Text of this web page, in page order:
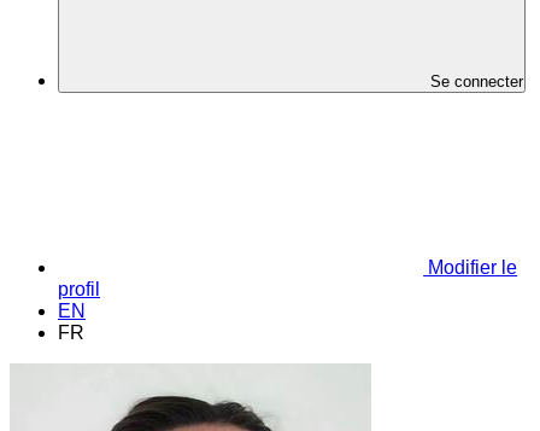
Se connecter
Modifier le
profil
EN
FR